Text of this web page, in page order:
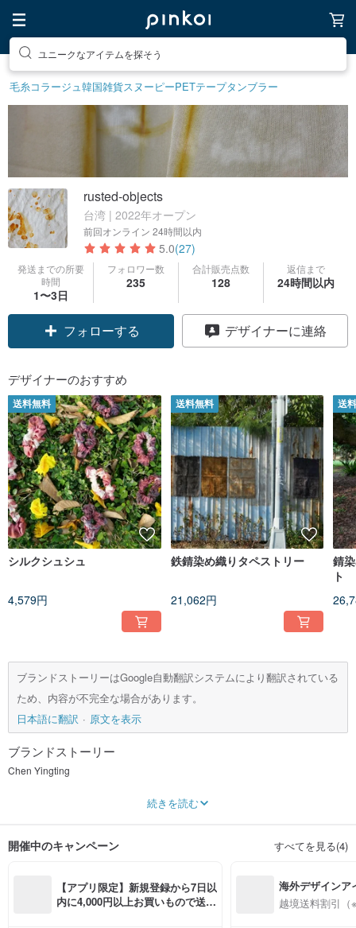
素敵な生活グッズを探そう
毛糸コラージュ韓国雑貨スヌーピーPETテープタンブラー
rusted-objects
台湾 | 2022年オープン
前回オンライン 24時間以内
5.0(27)
発送までの所要
時間
1〜3日
フォロワー数
235
合計販売点数
128
返信まで
24時間以内
フォローする デザイナーに連絡
デザイナーのおすすめ
送料無料
シルクシュシュ
4,579円
送料無料
鉄錆染め織りタペストリー
21,062円
送
錆
ト
ブランドストーリーはGoogle自動翻訳システムにより翻訳されている
ため、内容が不完全な場合があります。
日本語に翻訳
原文を表示
ブランドストーリー
Chen Yingting
Contemporary fiber artist, his works have been selected, 2022, 2016 Portugal
"Contemporary Textile Art Biennale", 2014 Italy "Vacirina Award - International
Biennale, New Mexico, USA", "2013 Kaohsiung Award" first prize, 2012 "From
Since 2014, the creative project with the theme of "rust objects", through the
collection of iron objects with emotional meaning to the owner, through the
transformation of fiber material to record a work of iron objects.
続きを読む
開催中のキャンペーン すべてを見る(4)
【アプリ限定】新規登録から7日以
内に4,000円以上お買いもので送料
海外デザインア
入
越境送料割引（